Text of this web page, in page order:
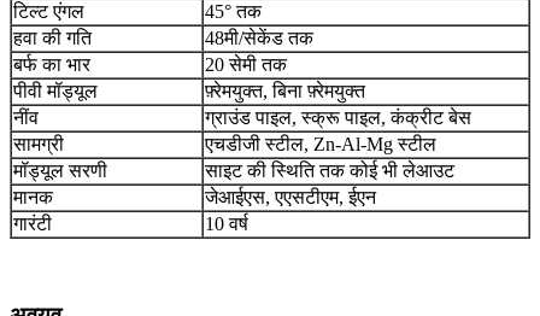
टिल्ट एंगल
45° तक
हवा की गति
48मी/सेकेंड तक
बर्फ का भार
20 सेमी तक
पीवी मॉड्यूल
फ़्रेमयुक्त, बिना फ़्रेमयुक्त
नींव
ग्राउंड पाइल, स्क्रू पाइल, कंक्रीट बेस
सामग्री
एचडीजी स्टील, Zn-Al-Mg स्टील
मॉड्यूल सरणी
साइट की स्थिति तक कोई भी लेआउट
मानक
जेआईएस, एएसटीएम, ईएन
गारंटी
10 वर्ष